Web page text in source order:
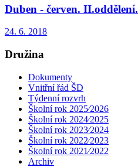
Duben - červen. II.oddělení.
24. 6. 2018
Družina
Dokumenty
Vnitřní řád ŠD
Týdenní rozvrh
Školní rok 2025⁄2026
Školní rok 2024⁄2025
Školní rok 2023⁄2024
Školní rok 2022⁄2023
Školní rok 2021⁄2022
Archiv